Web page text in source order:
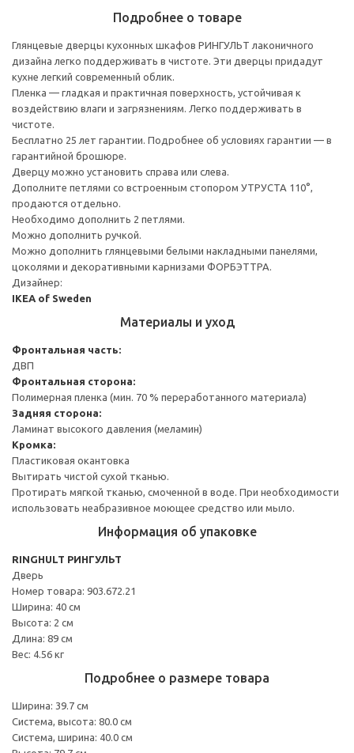
Подробнее о товаре
Глянцевые дверцы кухонных шкафов РИНГУЛЬТ лаконичного
дизайна легко поддерживать в чистоте. Эти дверцы придадут
кухне легкий современный облик.
Пленка — гладкая и практичная поверхность, устойчивая к
воздействию влаги и загрязнениям. Легко поддерживать в
чистоте.
Бесплатно 25 лет гарантии. Подробнее об условиях гарантии — в
гарантийной брошюре.
Дверцу можно установить справа или слева.
Дополните петлями со встроенным стопором УТРУСТА 110°,
продаются отдельно.
Необходимо дополнить 2 петлями.
Можно дополнить ручкой.
Можно дополнить глянцевыми белыми накладными панелями,
цоколями и декоративными карнизами ФОРБЭТТРА.
Дизайнер:
IKEA of Sweden
Материалы и уход
Фронтальная часть:
ДВП
Фронтальная сторона:
Полимерная пленка (мин. 70 % переработанного материала)
Задняя сторона:
Ламинат высокого давления (меламин)
Кромка:
Пластиковая окантовка
Вытирать чистой сухой тканью.
Протирать мягкой тканью, смоченной в воде. При необходимости
использовать неабразивное моющее средство или мыло.
Информация об упаковке
RINGHULT РИНГУЛЬТ
Дверь
Номер товара: 903.672.21
Ширина: 40 см
Высота: 2 см
Длина: 89 см
Вес: 4.56 кг
Подробнее о размере товара
Ширина: 39.7 см
Система, высота: 80.0 см
Система, ширина: 40.0 см